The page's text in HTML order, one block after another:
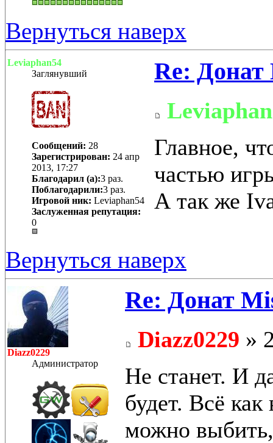
Вернуться наверх
Leviaphan54
Заглянувший
Сообщений: 28
Зарегистрирован: 24 апр
2013, 17:27
Благодарил (а):3 раз.
Поблагодарили:3 раз.
Игровой ник: Leviaphan54
Заслуженная репутация:
0
Re: Донат
Главное,
частью
А так же
Вернуться наверх
Diazz0229
Администратор
Re: Донат
Diazz0229 »
Не станет. И
будет. Всё
можно